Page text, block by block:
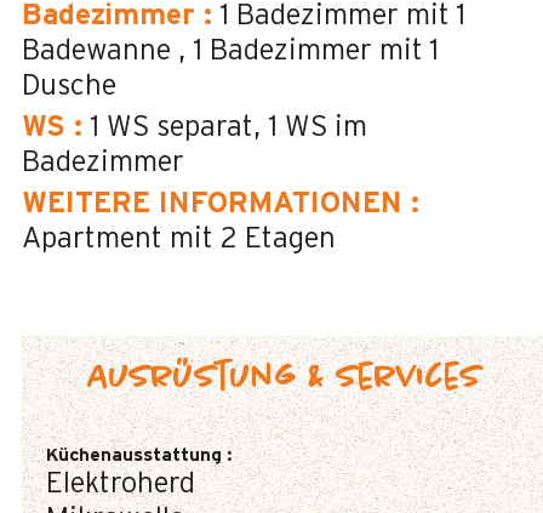
Badezimmer : 1 Badezimmer mit 1
Badewanne
1 Badezimmer mit 1
Dusche
WS : 1 WS separat 1 WS im
Badezimmer
WEITERE INFORMATIONEN :
Apartment mit 2 Etagen
Ausrüstung & Services
Küchenausstattung :
Elektroherd